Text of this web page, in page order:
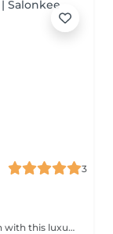
3
Escape into a world of warmth and relaxation with this luxurious wellness ritual. Combining a 90-minute Hot Stone Massage with a 30-minute Thai Foot Reflexology treatment, this package helps release deep muscular tension, improve circulation, and restore a sense of balance from head to toe. Includes: Hot Stone Massage 90 min Thai Foot Reflexology 30 min